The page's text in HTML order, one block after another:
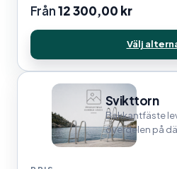
Från12 300,00 kr
Välj
Svikttorn
Bakkantfäste
överdelen på